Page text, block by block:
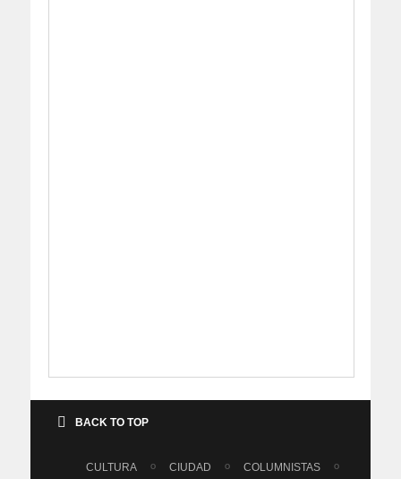
BACK TO TOP
CULTURA CIUDAD COLUMNISTAS